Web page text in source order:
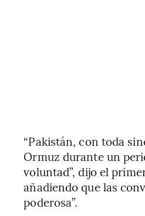
“Pakistán, con toda
Ormuz durante un
voluntad”, dijo el
añadiendo que las
poderosa”.